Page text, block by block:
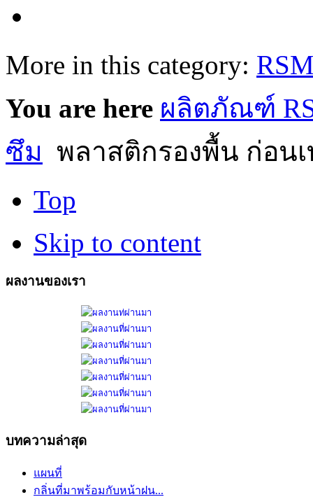
More in this category:
You are here ผลิตภัณฑ์
ซึม พลาสติกรองพื้น ก่อน
Top
Skip to content
ผลงานของเรา
บทความล่าสุด
แผนที่
กลิ่นที่มาพร้อมกับหน้าฝน...